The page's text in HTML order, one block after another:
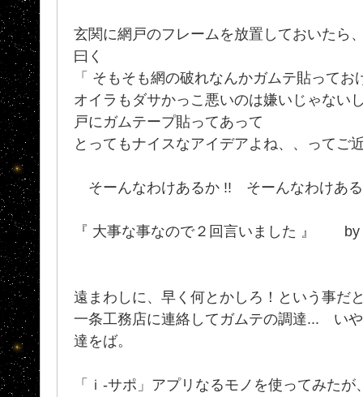
玄関に網戸のフレームを放置しておいたら
曰く
「 そもそも網の破れなんかガムテ貼って
オイラもダサかっこ悪いのは嫌いじゃない
戸にガムテープ貼ってあって
とってもナイスなアイデアよね、、ってご
そーんなわけあるか !! そーんなわけあ
『 大事な事なので２回言いました 』
遠まわしに、早く何とかしろ！という事だ
一条工務店に連絡してガムテの調達... い
達をば。
「ｉ-サポ」アプリなるモノを使ってみたが